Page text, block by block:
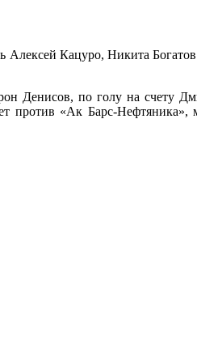
Кацуро, Никита
Денисов, по голу на счету
против «Ак Барс-Нефтяника»,